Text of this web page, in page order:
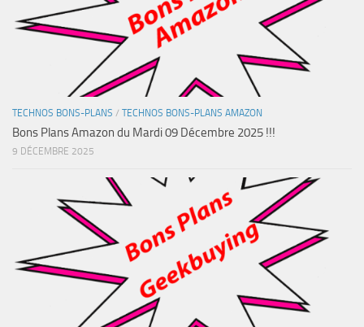
TECHNOS BONS-PLANS / TECHNOS BONS-PLANS AMAZON
Bons Plans Amazon du Mardi 09 Décembre 2025 !!!
9 DÉCEMBRE 2025